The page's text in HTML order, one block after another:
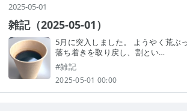
2025-05-01
雑記（2025-05-01）
5月に突入しました。 ようやく荒ぶ
落ち着きを取り戻し、割とい…
#雑記
2025-05-01 00:00